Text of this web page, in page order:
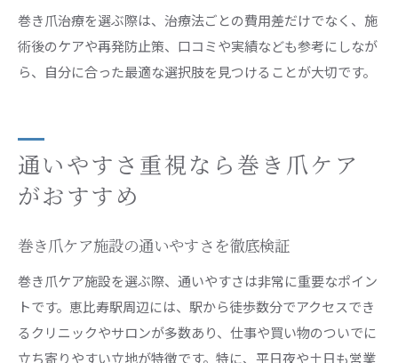
巻き爪治療を選ぶ際は、治療法ごとの費用差だけでなく、施
術後のケアや再発防止策、口コミや実績なども参考にしなが
ら、自分に合った最適な選択肢を見つけることが大切です。
通いやすさ重視なら巻き爪ケア
がおすすめ
巻き爪ケア施設の通いやすさを徹底検証
巻き爪ケア施設を選ぶ際、通いやすさは非常に重要なポイン
トです。恵比寿駅周辺には、駅から徒歩数分でアクセスでき
るクリニックやサロンが多数あり、仕事や買い物のついでに
立ち寄りやすい立地が特徴です。特に、平日夜や土日も営業